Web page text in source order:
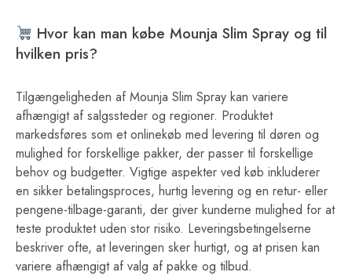
Hvor kan man købe Mounja Slim Spray og til
hvilken pris?
Tilgængeligheden af Mounja Slim Spray kan variere
afhængigt af salgssteder og regioner. Produktet
markedsføres som et onlinekøb med levering til døren og
mulighed for forskellige pakker, der passer til forskellige
behov og budgetter. Vigtige aspekter ved køb inkluderer
en sikker betalingsproces, hurtig levering og en retur- eller
pengene-tilbage-garanti, der giver kunderne mulighed for at
teste produktet uden stor risiko. Leveringsbetingelserne
beskriver ofte, at leveringen sker hurtigt, og at prisen kan
variere afhængigt af valg af pakke og tilbud.